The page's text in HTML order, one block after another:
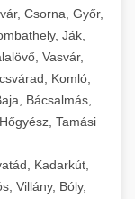
hirdetési
hirdetési
és
+
és
+
vágás
Csorna, Győr,
Ják,
Vasvár,
Komló,
Bácsalmás,
Tamási
Kadarkút,
Villány, Bóly,